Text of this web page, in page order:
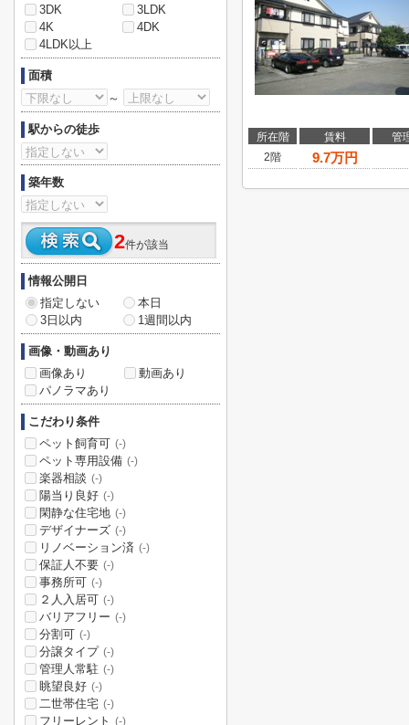
所在階 賃料
管
2階
9.7万円
3DK
3LDK
4K
4DK
4LDK以上
面積
～
駅からの徒歩
築年数
2件が該当
情報公開日
指定しない
本日
3日以内
1週間以内
画像・動画あり
画像あり
動画あり
パノラマあり
こだわり条件
ペット飼育可 (-)
ペット専用設備 (-)
楽器相談 (-)
陽当り良好 (-)
閑静な住宅地 (-)
デザイナーズ (-)
リノベーション済 (-)
保証人不要 (-)
事務所可 (-)
２人入居可 (-)
バリアフリー (-)
分割可 (-)
分譲タイプ (-)
管理人常駐 (-)
眺望良好 (-)
二世帯住宅 (-)
フリーレント (-)